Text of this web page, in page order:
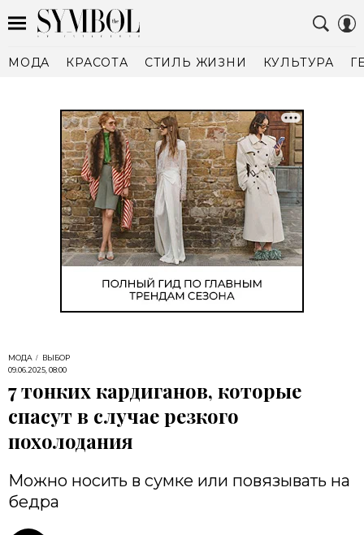
МОДА КРАСОТА СТИЛЬ ЖИЗНИ КУЛЬТУРА
МОДА
ВЫБОР
09.06.2025, 08:00
7 тонких кардиганов, которые
спасут в случае резкого
похолодания
Можно носить в сумке или повязывать на
бедра